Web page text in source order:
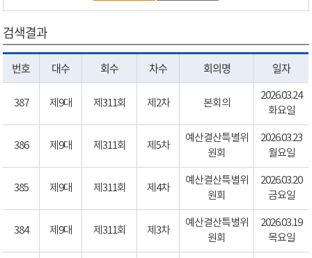
검색결과
번호 대수 회수 차수 회의명 일자
387 제9대 제311회 제2차 본회의
2026.03.24
화요일
386 제9대 제311회 제5차
예산결산특별위
원회
2026.03.23
월요일
385 제9대 제311회 제4차
예산결산특별위
원회
2026.03.20
금요일
384 제9대 제311회 제3차
예산결산특별위
원회
2026.03.19
목요일